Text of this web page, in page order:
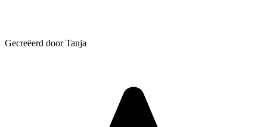
Gecreëerd door Tanja